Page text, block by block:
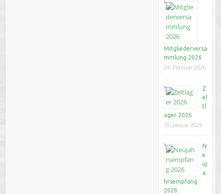
Mitgliederversa
mmlung 2026
24. Februar 2026
Z
el
tl
ager 2026
15. Januar 2026
N
e
uj
a
hrsempfang
2026